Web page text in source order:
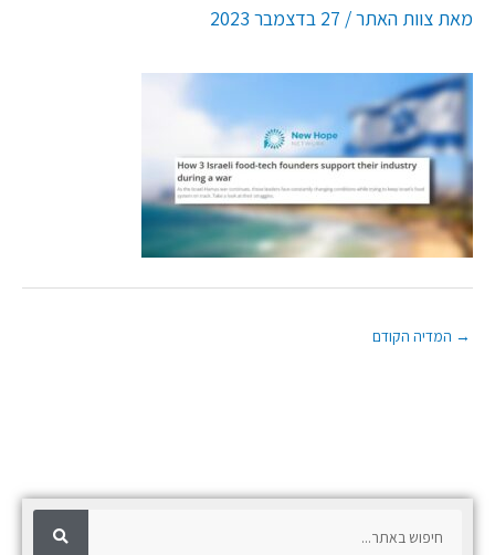
מאת צוות האתר/ 27 בדצמבר 2023
→ המדיה הקודם
ח
י
פ